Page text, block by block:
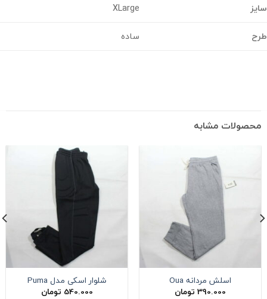
XLarge
ساده
مشابه
اسلش مردانه Oua
390.000 تومان
شلوار اسکی مدل Puma
540.000تومان